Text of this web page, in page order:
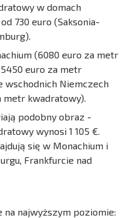
w domach
730 euro (Saksonia-
(6080 euro za metr
euro za metr
wschodnich Niemczech
metr kwadratowy).
podobny obraz -
wynosi 1 105 €.
się w Monachium i
Frankfurcie nad
na najwyższym poziomie: